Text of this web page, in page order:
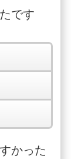
です
かった